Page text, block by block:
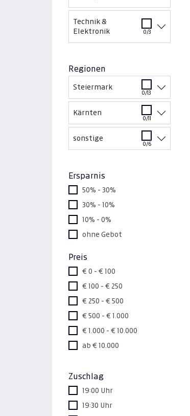
Technik &
Elektronik
0/3
Regionen
Steiermark
0/13
Kärnten
0/11
sonstige
0/6
Ersparnis
50% - 30%
30% - 10%
10% - 0%
ohne Gebot
Preis
€ 0 - € 100
€ 100 - € 250
€ 250 - € 500
€ 500 - € 1.000
€ 1.000 - € 10.000
ab € 10.000
Zuschlag
19:00 Uhr
19:30 Uhr